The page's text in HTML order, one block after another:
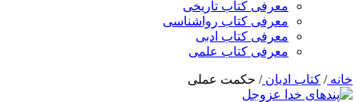
معرفی کتاب تاریخی
معرفی کتاب رواشناسی
معرفی کتاب ادبی
معرفی کتاب علمی
خانه/ کتاب ادیان/ حکمت عملی